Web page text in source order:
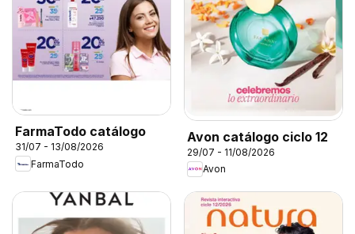
FarmaTodo catálogo
31/07 - 13/08/2026
FarmaTodo
Avon catálogo ciclo 12
29/07 - 11/08/2026
Avon